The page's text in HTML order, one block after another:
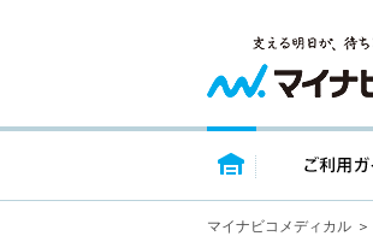
トップページ
マイナビコメディカル